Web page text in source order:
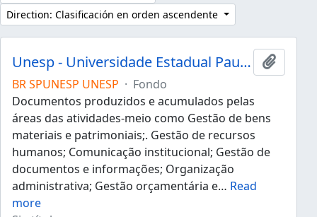
Direction: Clasificación en orden ascendente
Unesp - Universidade Estadual Paulista "Júlio de Mesquita Filho"
Añadir
BR SPUNESP UNESP · Fondo
Documentos produzidos e acumulados pelas
áreas das atividades-meio como Gestão de bens
materiais e patrimoniais;. Gestão de recursos
humanos; Comunicação institucional; Gestão de
documentos e informações; Organização
administrativa; Gestão orçamentária e… Read
more